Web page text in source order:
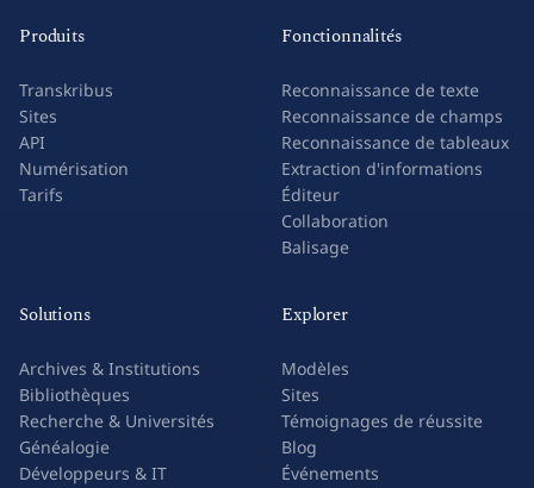
Produits
Transkribus
Sites
API
Numérisation
Tarifs
Fonctionnalités
Reconnaissance de texte
Reconnaissance de champs
Reconnaissance de tableaux
Extraction d'informations
Éditeur
Collaboration
Balisage
Solutions
Archives & Institutions
Bibliothèques
Recherche & Universités
Généalogie
Développeurs & IT
Explorer
Modèles
Sites
Témoignages de réussite
Blog
Événements